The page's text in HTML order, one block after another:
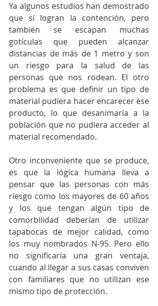
Ya algunos estudios han demostrado
que sí logran la contención, pero
también se escapan muchas
gotículas que pueden alcanzar
distancias de más de 1 metro y son
un riesgo para la salud de las
personas que nos rodean. El otro
problema es que definir un tipo de
material pudiera hacer encarecer ese
producto, lo que desanimaría a la
población que no pudiera acceder al
material recomendado.
Otro inconveniente que se produce,
es que la lógica humana lleva a
pensar que las personas con más
riesgo como los mayores de 60 años
y los que tengan algún tipo de
comorbilidad deberían de utilizar
tapabocas de mejor calidad, como
los muy nombrados N-95. Pero ello
no significaría una gran ventaja,
cuando al llegar a sus casas conviven
con familiares que no utilizan ese
mismo tipo de protección.